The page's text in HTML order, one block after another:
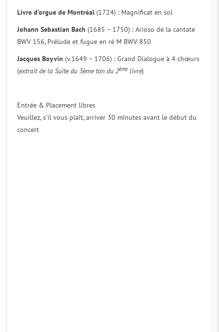
Livre d’orgue de Montréal (1724) : Magnificat en sol
Johann Sebastian Bach (1685 – 1750) : Arioso de la cantate
BWV 156, Prélude et fugue en ré M BWV 850
Jacques Boyvin (v.1649 – 1706) : Grand Dialogue à 4 chœurs
(extrait de la Suite du 3ème ton du 2ème livre)
Entrée & Placement libres
Veuillez, s’il vous plaît, arriver 30 minutes avant le début du
concert